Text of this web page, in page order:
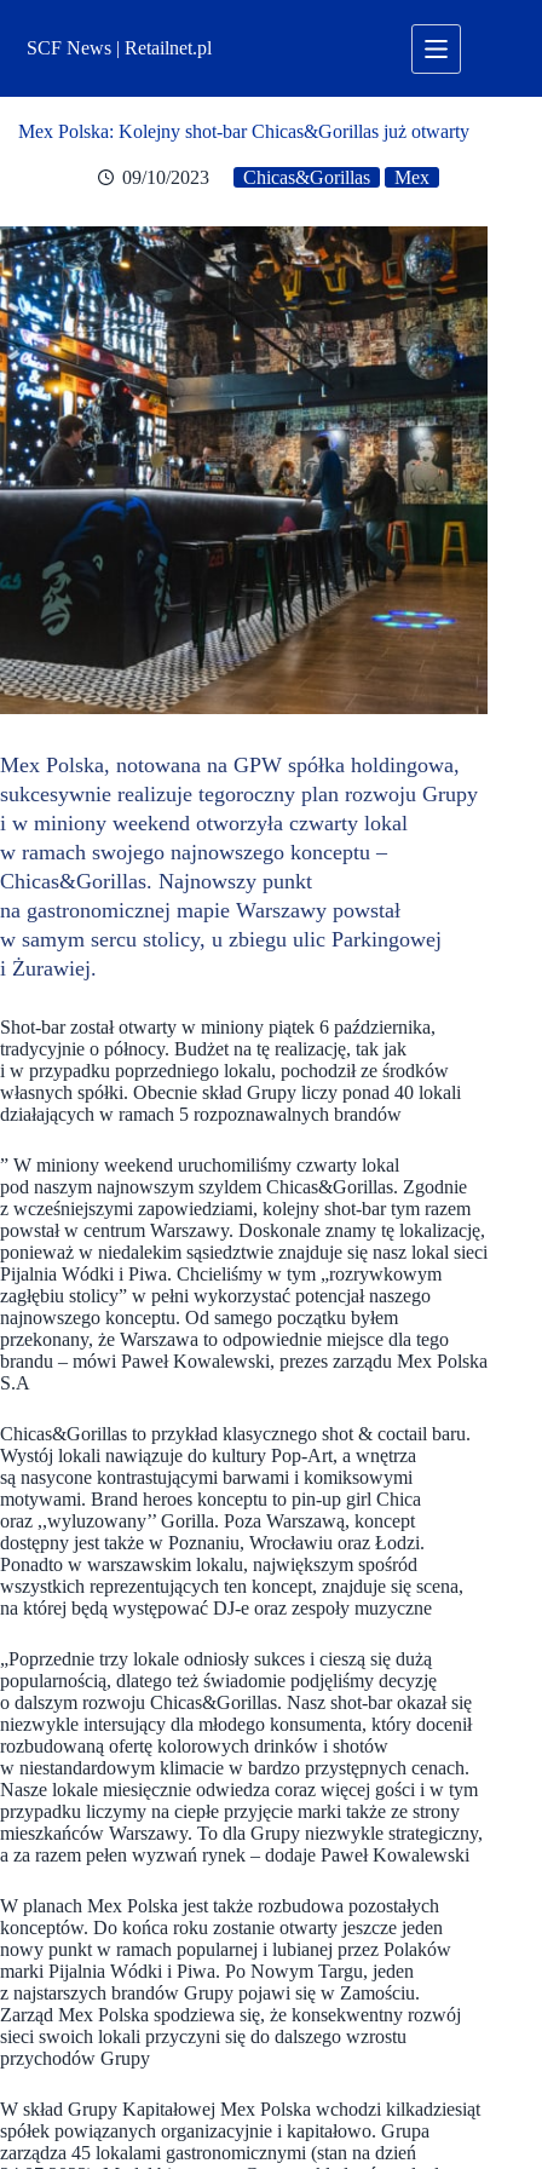
treściSCF News | Retailnet.pl
Mex Polska: Kolejny shot-bar Chicas&Gorillas już otwarty
09/10/2023 Chicas&Gorillas Mex
Mex Polska, notowana na GPW spółka holdingowa,
sukcesywnie realizuje tegoroczny plan rozwoju Grupy
i w miniony weekend otworzyła czwarty lokal
w ramach swojego najnowszego konceptu –
Chicas&Gorillas. Najnowszy punkt
na gastronomicznej mapie Warszawy powstał
w samym sercu stolicy, u zbiegu ulic Parkingowej
i Żurawiej.
Shot-bar został otwarty w miniony piątek 6 października,
tradycyjnie o północy. Budżet na tę realizację, tak jak
i w przypadku poprzedniego lokalu, pochodził ze środków
własnych spółki. Obecnie skład Grupy liczy ponad 40 lokali
działających w ramach 5 rozpoznawalnych brandów
” W miniony weekend uruchomiliśmy czwarty lokal
pod naszym najnowszym szyldem Chicas&Gorillas. Zgodnie
z wcześniejszymi zapowiedziami, kolejny shot-bar tym razem
powstał w centrum Warszawy. Doskonale znamy tę lokalizację,
ponieważ w niedalekim sąsiedztwie znajduje się nasz lokal sieci
Pijalnia Wódki i Piwa. Chcieliśmy w tym „rozrywkowym
zagłębiu stolicy” w pełni wykorzystać potencjał naszego
najnowszego konceptu. Od samego początku byłem
przekonany, że Warszawa to odpowiednie miejsce dla tego
brandu – mówi Paweł Kowalewski, prezes zarządu Mex Polska
S.A
Chicas&Gorillas to przykład klasycznego shot & coctail baru.
Wystój lokali nawiązuje do kultury Pop-Art, a wnętrza
są nasycone kontrastującymi barwami i komiksowymi
motywami. Brand heroes konceptu to pin-up girl Chica
oraz ,,wyluzowany’’ Gorilla. Poza Warszawą, koncept
dostępny jest także w Poznaniu, Wrocławiu oraz Łodzi.
Ponadto w warszawskim lokalu, największym spośród
wszystkich reprezentujących ten koncept, znajduje się scena,
na której będą występować DJ-e oraz zespoły muzyczne
„Poprzednie trzy lokale odniosły sukces i cieszą się dużą
popularnością, dlatego też świadomie podjęliśmy decyzję
o dalszym rozwoju Chicas&Gorillas. Nasz shot-bar okazał się
niezwykle intersujący dla młodego konsumenta, który docenił
rozbudowaną ofertę kolorowych drinków i shotów
w niestandardowym klimacie w bardzo przystępnych cenach.
Nasze lokale miesięcznie odwiedza coraz więcej gości i w tym
przypadku liczymy na ciepłe przyjęcie marki także ze strony
mieszkańców Warszawy. To dla Grupy niezwykle strategiczny,
a za razem pełen wyzwań rynek – dodaje Paweł Kowalewski
W planach Mex Polska jest także rozbudowa pozostałych
konceptów. Do końca roku zostanie otwarty jeszcze jeden
nowy punkt w ramach popularnej i lubianej przez Polaków
marki Pijalnia Wódki i Piwa. Po Nowym Targu, jeden
z najstarszych brandów Grupy pojawi się w Zamościu.
Zarząd Mex Polska spodziewa się, że konsekwentny rozwój
sieci swoich lokali przyczyni się do dalszego wzrostu
przychodów Grupy
W skład Grupy Kapitałowej Mex Polska wchodzi kilkadziesiąt
spółek powiązanych organizacyjnie i kapitałowo. Grupa
zarządza 45 lokalami gastronomicznymi (stan na dzień